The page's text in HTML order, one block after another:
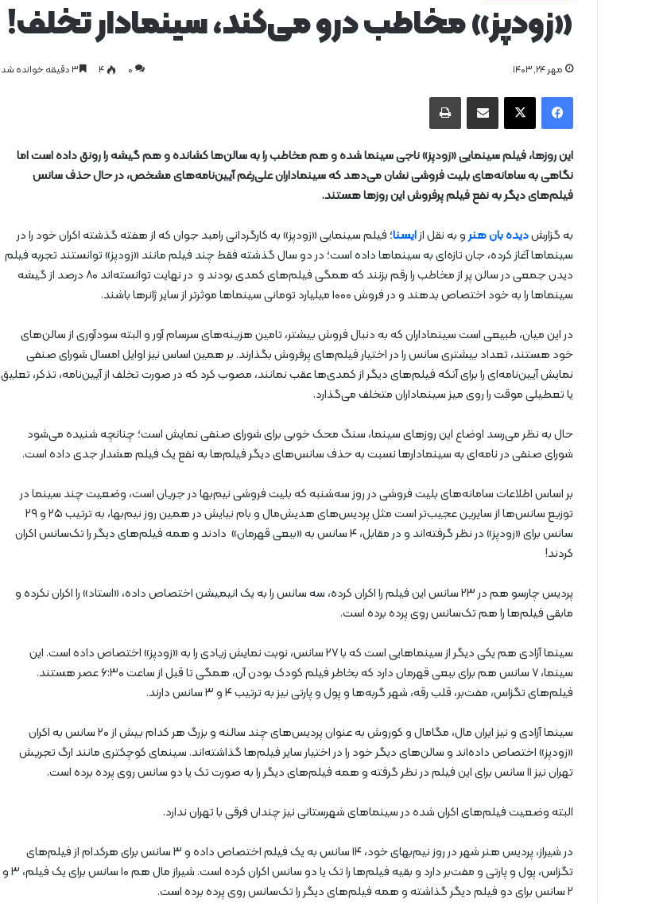
«زودپز» مخاطب درو می‌کند، سینمادار تخلف!
مهر ۲۴, ۱۴۰۳ 0 ۴
فیس بوک X از طریق ایمیل به اشتراک بگذارید چاپ
این روزها، فیلم سینمایی «زودپز» ناجی سینما شده و هم مخاطب را به سالن‌ها کشانده و هم گیشه را رونق داده است اما
نگاهی به سامانه‌های بلیت فروشی نشان می‌دهد که سینماداران علی‌رغم آیین‌نامه‌های مشخص، در حال حذف سانس
فیلم‌های دیگر به نفع فیلم‌ پرفروش‌ این روزها هستند.
به گزارشدیده بان هنرو به نقل ازایسنا؛ فیلم سینمایی «زودپز» به کارگردانی رامبد جوان که از هفته گذشته اکران خود را در
سینماها آغاز کرده، جان‌ تازه‌ای به سینماها داده است؛ در دو سال گذشته فقط چند فیلم مانند «زودپز» توانستند تجربه فیلم
دیدن جمعی در سالن پر از مخاطب را رقم بزنند که همگی فیلم‌های کمدی بودند و در نهایت توانسته‌اند ۸۰ درصد از گیشه
سینماها را به خود اختصاص بدهند و در فروش ۱۰۰۰ میلیارد تومانی سینماها موثرتر از سایر ژانرها باشند.
در این میان، طبیعی است سینماداران که به دنبال فروش بیشتر، تامین هزینه‌های سرسام آور و البته سودآوری از سالن‌های
خود هستند، تعداد بیشتری سانس را در اختیار فیلم‌های پرفروش بگذارند. بر همین اساس نیز اوایل امسال شورای صنفی
نمایش آیین‌نامه‌ای را برای آنکه فیلم‌های دیگر از کمدی‌ها عقب نمانند، مصوب کرد که در صورت تخلف از آیین‌نامه، تذکر، تعلیق
یا تعطیلی موقت را روی میز سینماداران متخلف می‌گذارد.
حال به نظر می‌رسد اوضاع این روزهای سینما، سنگ محک خوبی برای شورای صنفی نمایش است؛ چنانچه شنیده می‌شود
شورای صنفی در نامه‌ای به سینمادارها نسبت به حذف سانس‌های دیگر فیلم‌ها به نفع یک فیلم هشدار جدی داده است.
بر اساس اطلاعات سامانه‌های بلیت فروشی در روز سه‌شنبه که بلیت فروشی نیم‌بها در جریان است، وضعیت چند سینما در
توزیع سانس‌ها از سایرین عجیب‌تر است مثل پردیس‌های هدیش‌مال و بام نیایش در همین روز نیم‌بها، به ترتیب ۲۵ و ۲۹
سانس برای «زودپز» در نظر گرفته‌اند و در مقابل، ۴ سانس به «ببعی قهرمان» دادند و همه فیلم‌های دیگر را تک‌سانس اکران
کردند!
پردیس چارسو هم در ۲۳ سانس این فیلم را اکران کرده، سه سانس را به یک انیمیشن اختصاص داده، «استاد» را اکران نکرده و
مابقی فیلم‌ها را هم تک‌سانس روی پرده برده است.
سینما آزادی هم یکی دیگر از سینماهایی است که با ۲۷ سانس، نوبت نمایش زیادی را به «زودپز» اختصاص داده است. این
سینما، ۷ سانس هم برای ببعی قهرمان دارد که بخاطر فیلم کودک بودن آن، همگی تا قبل از ساعت ۶:۳۰ عصر هستند.
فیلم‌های تگزاس، مفت‌بر، قلب رقه، شهر گربه‌ها و پول و پارتی نیز به ترتیب ۴ و ۳ سانس دارند.
سینما آزادی و نیز ایران مال، مگامال و کوروش به عنوان پردیس‌های چند سالنه و بزرگ هر کدام بیش از ۲۰ سانس به اکران
«زودپز» اختصاص داده‌اند و سالن‌های دیگر خود را در اختیار سایر فیلم‌ها گذاشته‌اند. سینمای کوچکتری مانند ارگ تجریش
تهران نیز ۱۱ سانس برای این فیلم در نظر گرفته و همه فیلم‌های دیگر را به صورت تک یا دو سانس روی پرده برده است.
البته وضعیت فیلم‌های اکران شده در سینماهای شهرستانی نیز چندان فرقی با تهران ندارد.
در شیراز، پردیس هنر شهر در روز نیم‌بهای خود، ۱۴ سانس به یک فیلم اختصاص داده و ۳ سانس برای هرکدام از فیلم‌های
تگزاس، پول‌ و پارتی و مفت‌بر دارد و بقیه فیلم‌ها را تک یا دو سانس اکران کرده است. شیراز مال هم ۱۰ سانس برای یک فیلم، ۳ و
۲ سانس برای دو فیلم دیگر گذاشته و همه فیلم‌های دیگر را تک‌سانس روی پرده برده است.